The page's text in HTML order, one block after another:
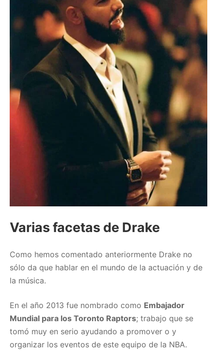
Varias facetas de Drake
Como hemos comentado anteriormente Drake no
sólo da que hablar en el mundo de la actuación y de
la música.
En el año 2013 fue nombrado como Embajador
Mundial para los Toronto Raptors; trabajo que se
tomó muy en serio ayudando a promover o y
organizar los eventos de este equipo de la NBA.